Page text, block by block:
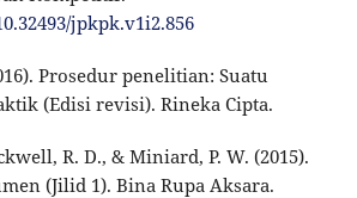
jpkpk.v1i2.856
Prosedur penelitian: Suatu
(Edisi revisi). Rineka Cipta.
R. D., & Miniard, P. W. (2015).
(Jilid 1). Bina Rupa Aksara.